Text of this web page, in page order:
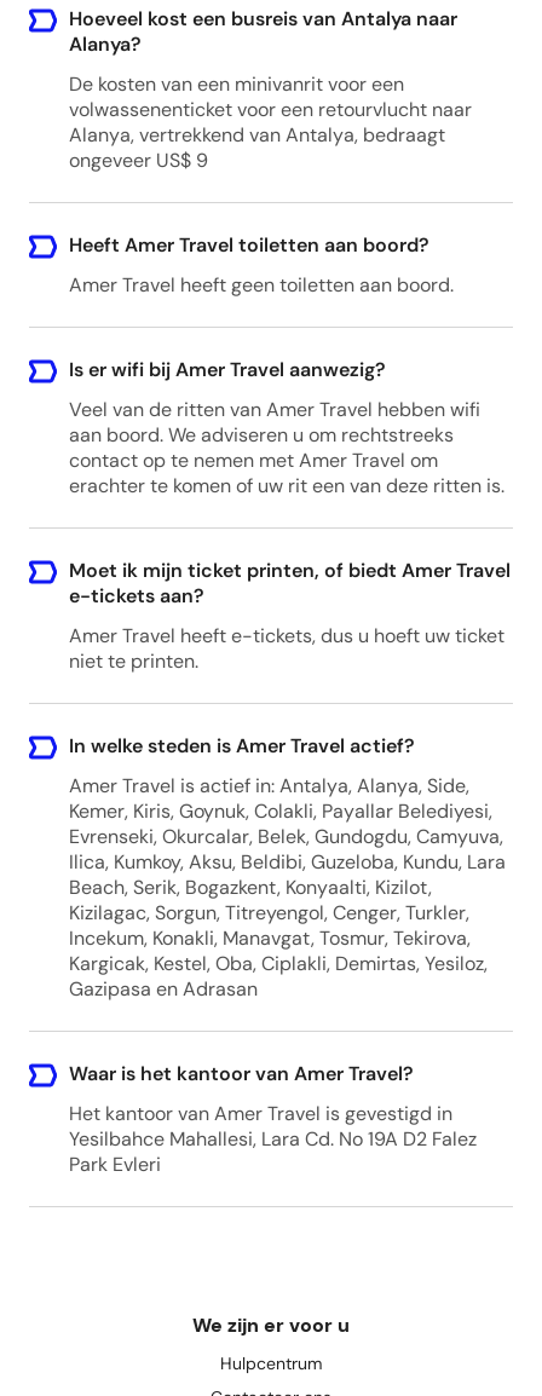
Manavgat - Any hotel
Manavgat, Manavgat/Antalya, Turkey
Oba - Any hotel
Oba, Alanya/Antalya, Turkey
Okurcalar - Any hotel
Okurcalar, Alanya/Antalya, Turkey
Serik - Any hotel
Serik, Antalya, Tukey
Side, Manavgat/Antalya, Turkey
Turkler - Any hotel
Turkler, Alanya/Antalya, Turkey
Gazipasa - Any hotel
Gazipaşa, Antalya, Turkey
Incekum - Any hotel
Incekum, Alanya/Antalya, Turkey
Gypsophila Holiday Village,Okurcalar
Mahallesi, D400, 07415 Okurcalar
Belediyesi/Alanya/Alanya/Antalya, Turkey
Hoeveel kost een busreis van Antalya naar
Alanya?
De kosten van een minivanrit voor een
volwassenenticket voor een retourvlucht naar
Alanya, vertrekkend van Antalya, bedraagt
ongeveer US$ 9
Heeft Amer Travel toiletten aan boord?
Amer Travel heeft geen toiletten aan boord.
Is er wifi bij Amer Travel aanwezig?
Veel van de ritten van Amer Travel hebben wifi
aan boord. We adviseren u om rechtstreeks
contact op te nemen met Amer Travel om
erachter te komen of uw rit een van deze ritten is.
Moet ik mijn ticket printen, of biedt Amer Travel
e-tickets aan?
Amer Travel heeft e-tickets, dus u hoeft uw ticket
niet te printen.
In welke steden is Amer Travel actief?
Amer Travel is actief in: Antalya, Alanya, Side,
Kemer, Kiris, Goynuk, Colakli, Payallar Belediyesi,
Evrenseki, Okurcalar, Belek, Gundogdu, Camyuva,
Ilica, Kumkoy, Aksu, Beldibi, Guzeloba, Kundu, Lara
Beach, Serik, Bogazkent, Konyaalti, Kizilot,
Kizilagac, Sorgun, Titreyengol, Cenger, Turkler,
Incekum, Konakli, Manavgat, Tosmur, Tekirova,
Kargicak, Kestel, Oba, Ciplakli, Demirtas, Yesiloz,
Gazipasa en Adrasan
Waar is het kantoor van Amer Travel?
Het kantoor van Amer Travel is gevestigd in
Yesilbahce Mahallesi, Lara Cd. No 19A D2 Falez
Park Evleri
We zijn er voor u
Hulpcentrum